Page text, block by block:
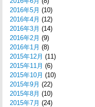
2016年5月 (10)
2016年4月 (12)
2016年3月 (14)
2016年2月 (9)
2016年1月 (8)
2015年12月 (11)
2015年11月 (6)
2015年10月 (10)
2015年9月 (22)
2015年8月 (10)
2015年7月 (24)